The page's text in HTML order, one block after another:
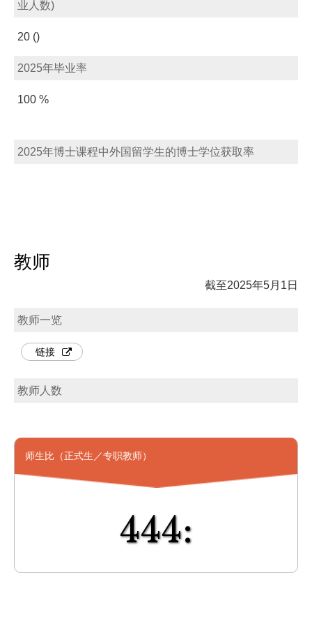
业人数)
20 ()
2025年毕业率
100 %
2025年博士课程中外国留学生的博士学位获取率
教师
截至2025年5月1日
教师一览
链接
教师人数
师生比（正式生／专职教师）
444: